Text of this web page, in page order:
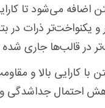
اضافه می‌شود تا
ذرات در بتن
قالب‌ها جاری شده
با کارایی بالا و
احتمال